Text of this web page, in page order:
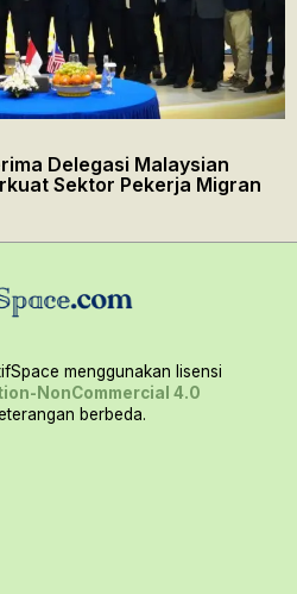
Delegasi Malaysian
Sektor Pekerja Migran
menggunakan lisensi
NonCommercial 4.0
berbeda.